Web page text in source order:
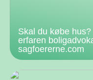
Skal du købe
erfaren
sagfoererne.com